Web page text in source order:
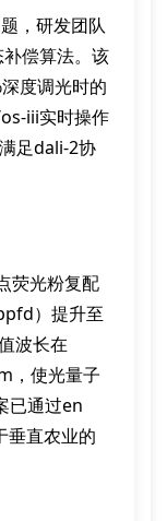
，研发团队
偿算法。该
度调光时的
iii实时操作
足dali-2协
荧光粉复配
）提升至
波长在
，使光量子
已通过en
垂直农业的